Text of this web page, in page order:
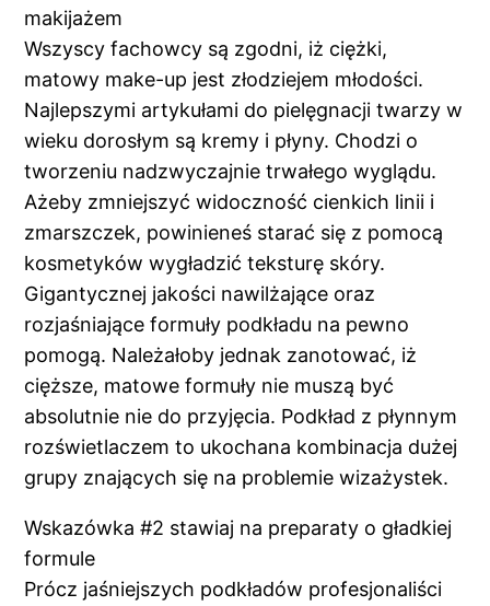
makijażem
Wszyscy fachowcy są zgodni, iż ciężki,
matowy make-up jest złodziejem młodości.
Najlepszymi artykułami do pielęgnacji twarzy w
wieku dorosłym są kremy i płyny. Chodzi o
tworzeniu nadzwyczajnie trwałego wyglądu.
Ażeby zmniejszyć widoczność cienkich linii i
zmarszczek, powinieneś starać się z pomocą
kosmetyków wygładzić teksturę skóry.
Gigantycznej jakości nawilżające oraz
rozjaśniające formuły podkładu na pewno
pomogą. Należałoby jednak zanotować, iż
cięższe, matowe formuły nie muszą być
absolutnie nie do przyjęcia. Podkład z płynnym
rozświetlaczem to ukochana kombinacja dużej
grupy znających się na problemie wizażystek.
Wskazówka #2 stawiaj na preparaty o gładkiej
formule
Prócz jaśniejszych podkładów profesjonaliści